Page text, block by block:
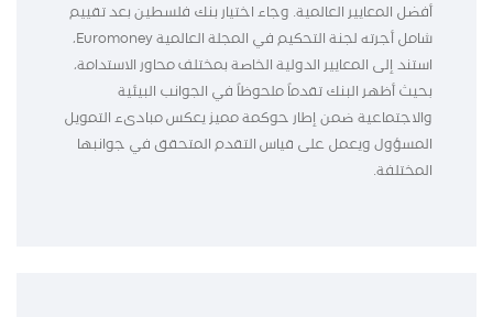
أفضل المعايير العالمية. وجاء اختيار بنك فلسطين بعد تقييم
شامل أجرته لجنة التحكيم في المجلة العالمية Euromoney،
استند إلى المعايير الدولية الخاصة بمختلف محاور الاستدامة،
بحيث أظهر البنك تقدماً ملحوظاً في الجوانب البيئية
والاجتماعية ضمن إطار حوكمة مميز يعكس مبادىء التمويل
المسؤول ويعمل على قياس التقدم المتحقق في جوانبها
المختلفة.